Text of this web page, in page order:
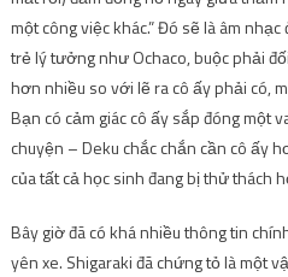
một công việc khác.” Đó sẽ là âm
trẻ lý tưởng như Ochaco, buộc phải
hơn nhiều so với lẽ ra cô ấy phải có,
Bạn có cảm giác cô ấy sắp đóng một
chuyện – Deku chắc chắn cần cô ấy
của tất cả học sinh đang bị thử thách
Bây giờ đã có khá nhiều thông tin
yên xe. Shigaraki đã chứng tỏ là một